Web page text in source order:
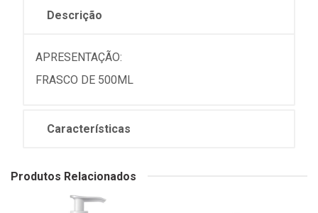
Descrição
APRESENTAÇÃO:
FRASCO DE 500ML
Características
Produtos Relacionados